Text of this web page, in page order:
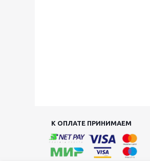
К ОПЛАТЕ ПРИНИМАЕМ